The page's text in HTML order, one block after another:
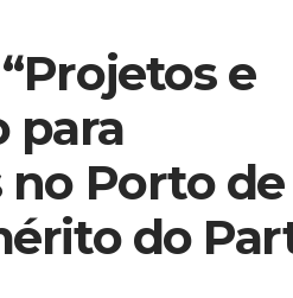
e
para
Porto
do